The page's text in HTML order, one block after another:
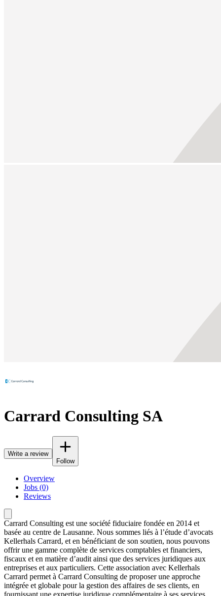
Carrard Consulting SA
Write a review
Follow
Overview
Jobs (0)
Reviews
Carrard Consulting est une société fiduciaire fondée en 2014 et
basée au centre de Lausanne. Nous sommes liés à l’étude d’avocats
Kellerhals Carrard, et en bénéficiant de son soutien, nous pouvons
offrir une gamme complète de services comptables et financiers,
fiscaux et en matière d’audit ainsi que des services juridiques aux
entreprises et aux particuliers. Cette association avec Kellerhals
Carrard permet à Carrard Consulting de proposer une approche
intégrée et globale pour la gestion des affaires de ses clients, en
fournissant une expertise juridique complémentaire à ses services